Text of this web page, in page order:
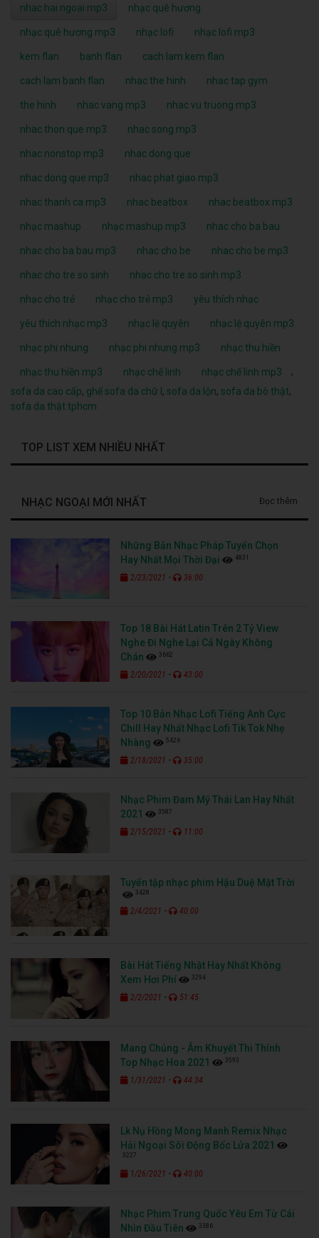
nhac hai ngoai mp3 nhạc quê hương
nhạc quê hương mp3 nhạc lofi nhạc lofi mp3
kem flan banh flan cach lam kem flan
cach lam banh flan nhac the hinh nhac tap gym
the hinh nhac vang mp3 nhac vu truong mp3
nhac thon que mp3 nhac song mp3
nhac nonstop mp3 nhac dong que
nhac dong que mp3 nhac phat giao mp3
nhac thanh ca mp3 nhac beatbox nhac beatbox mp3
nhạc mashup nhạc mashup mp3 nhac cho ba bau
nhac cho ba bau mp3 nhac cho be nhac cho be mp3
nhac cho tre so sinh nhac cho tre so sinh mp3
nhạc cho trẻ nhạc cho trẻ mp3 yêu thích nhạc
yêu thích nhạc mp3 nhạc lệ quyên nhạc lệ quyên mp3
nhạc phi nhung nhạc phi nhung mp3 nhạc thu hiền
nhạc thu hiền mp3 nhạc chế linh nhạc chế linh mp3
,
sofa da cao cấp, ghế sofa da chữ l , sofa da lộn, sofa da bò thật,
sofa da thật tphcm
TOP LIST XEM NHIỀU NHẤT
NHẠC NGOẠI MỚI NHẤT Đọc thêm
Những Bản Nhạc Pháp Tuyển Chọn
Hay Nhất Mọi Thời Đại
4831
2/23/2021 - 36:00
Top 18 Bài Hát Latin Trên 2 Tỷ View
Nghe Đi Nghe Lại Cả Ngày Không
Chán
3662
2/20/2021 - 43:00
Top 10 Bản Nhạc Lofi Tiếng Anh Cực
Chill Hay Nhất Nhạc Lofi Tik Tok Nhẹ
Nhàng
5426
2/18/2021 - 35:00
Nhạc Phim Đam Mỹ Thái Lan Hay Nhất
2021
3587
2/15/2021 - 11:00
Tuyển tập nhạc phim Hậu Duệ Mặt Trời
3428
2/4/2021 - 40:00
Bài Hát Tiếng Nhật Hay Nhất Không
Xem Hơi Phí
3294
2/2/2021 - 51:45
Mang Chủng - Âm Khuyết Thi Thính
Top Nhạc Hoa 2021
3593
1/31/2021 - 44:34
Lk Nụ Hồng Mong Manh Remix Nhạc
Hải Ngoại Sôi Động Bốc Lửa 2021
3227
1/26/2021 - 40:00
Nhạc Phim Trung Quốc Yêu Em Từ Cái
Nhìn Đầu Tiên
3386